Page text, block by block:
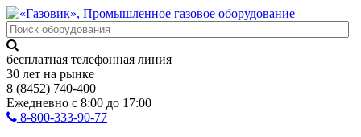
бесплатная телефонная линия
30 лет на рынке
8 (8452) 740-400
Ежедневно с 8:00 до 17:00
8-800-333-90-77